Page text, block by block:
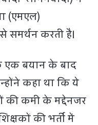
(एमएल)
समर्थन करती है।
एक बयान के बाद
कहा था कि ये
की कमी के मद्देनजर
की भर्ती में